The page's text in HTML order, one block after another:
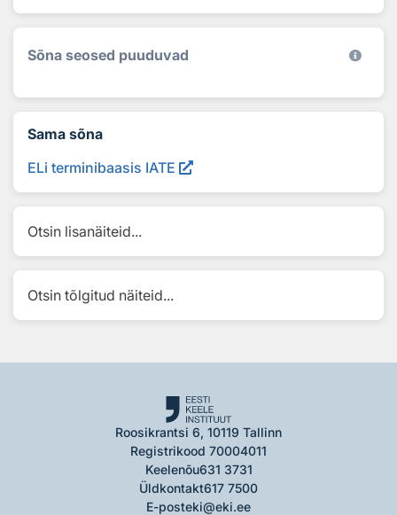
Sõna seosed puuduvad
Sama sõna
ELi terminibaasis IATE
Otsin lisanäiteid...
Otsin tõlgitud näiteid...
Roosikrantsi 6, 10119 Tallinn
Registrikood 70004011
Keelenõu631 3731
Üldkontakt617 7500
E-posteki@eki.ee